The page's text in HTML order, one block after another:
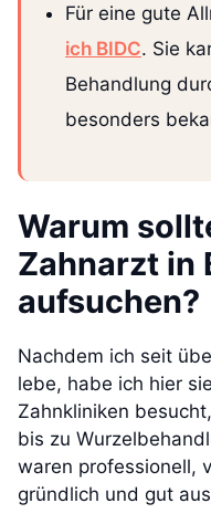
Für eine gute
ich BIDC. Sie
Behandlung
besonders
Warum
Zahnarzt in
aufsuchen?
Nachdem ich seit
lebe, habe ich hier
Zahnkliniken
bis zu
waren professionell,
gründlich und gut